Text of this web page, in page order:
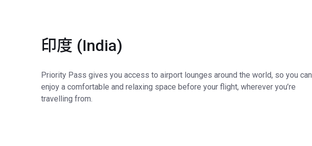
印度 (India)
Priority Pass gives you access to airport lounges around the world, so you can
enjoy a comfortable and relaxing space before your flight, wherever you’re
travelling from.